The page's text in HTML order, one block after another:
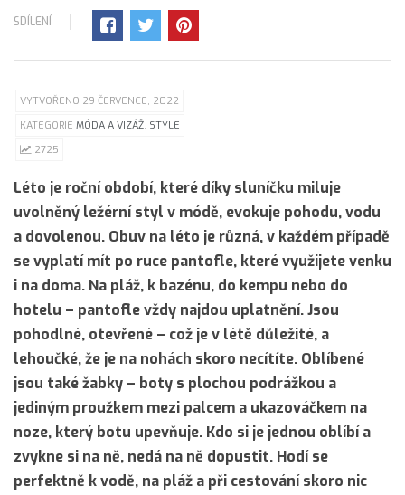
SDÍLENÍ
VYTVOŘENO 29 ČERVENCE, 2022
KATEGORIE MÓDA A VIZÁŽ, STYLE
2725
Léto je roční období, které díky sluníčku miluje
uvolněný ležérní styl v módě, evokuje pohodu, vodu
a dovolenou. Obuv na léto je různá, v každém případě
se vyplatí mít po ruce pantofle, které využijete venku
i na doma. Na pláž, k bazénu, do kempu nebo do
hotelu – pantofle vždy najdou uplatnění. Jsou
pohodlné, otevřené – což je v létě důležité, a
lehoučké, že je na nohách skoro necítíte. Oblíbené
jsou také žabky – boty s plochou podrážkou a
jediným proužkem mezi palcem a ukazováčkem na
noze, který botu upevňuje. Kdo si je jednou oblíbí a
zvykne si na ně, nedá na ně dopustit. Hodí se
perfektně k vodě, na pláž a při cestování skoro nic